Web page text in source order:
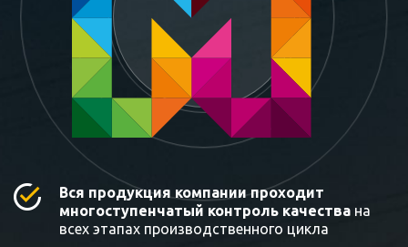
Вся продукция компании проходит
многоступенчатый контроль качества на
всех этапах производственного цикла